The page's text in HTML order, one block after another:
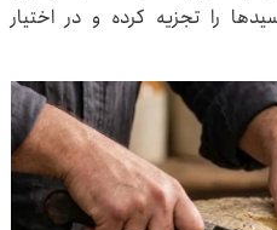
را تجزیه کرده و در اختیار